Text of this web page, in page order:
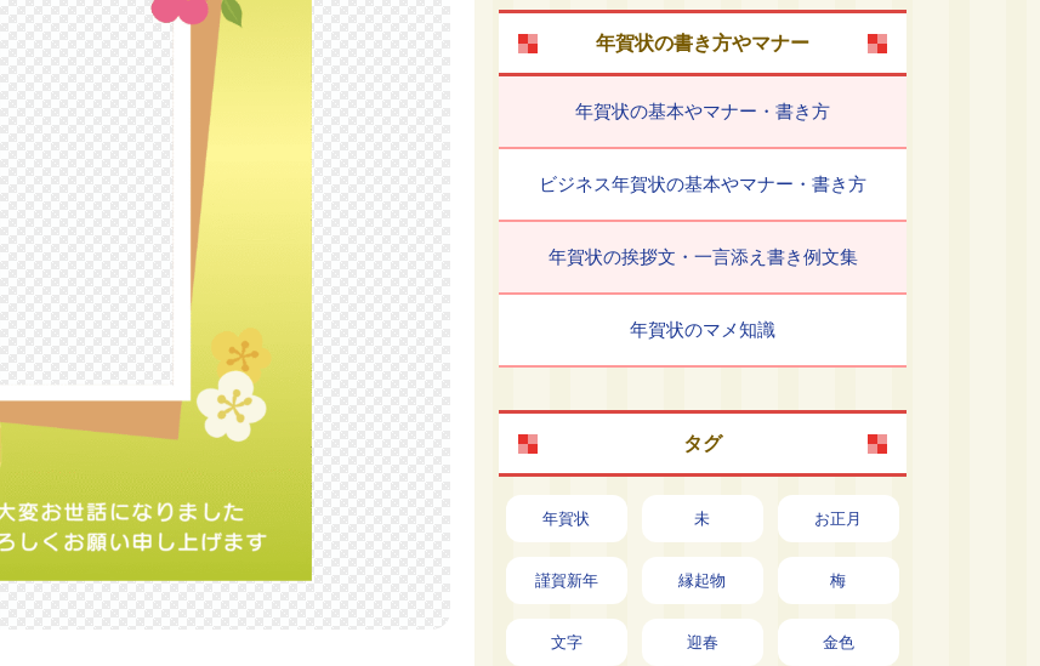
年賀状の書き方やマナー
年賀状の基本やマナー・書き方
ビジネス年賀状の基本やマナー・書き方
年賀状の挨拶文・一言添え書き例文集
年賀状のマメ知識
タグ
年賀状 未 お正月
謹賀新年 縁起物 梅
文字 迎春 金色